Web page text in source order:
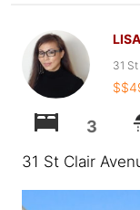
LISA
31
3
31 St Clair